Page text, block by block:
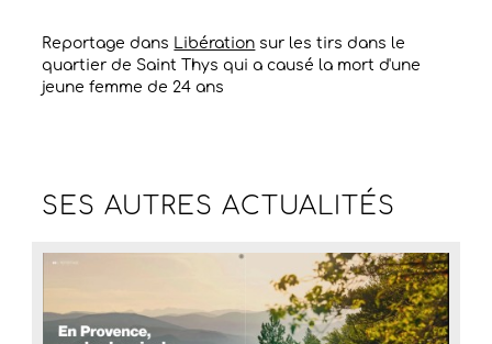
Reportage dans Libération sur les tirs dans le
quartier de Saint Thys qui a causé la mort d'une
jeune femme de 24 ans
SES AUTRESACTUALITÉS